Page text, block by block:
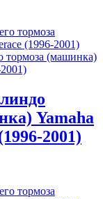
тормоза (машинка)
Yamaha
2001)